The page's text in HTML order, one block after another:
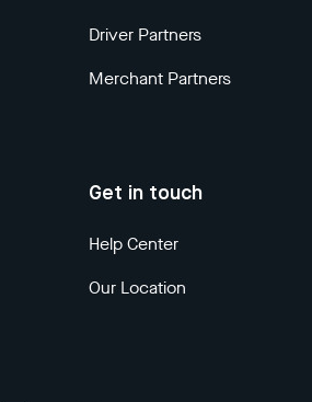
Driver Partners
Merchant Partners
Get in touch
Help Center
Our Location